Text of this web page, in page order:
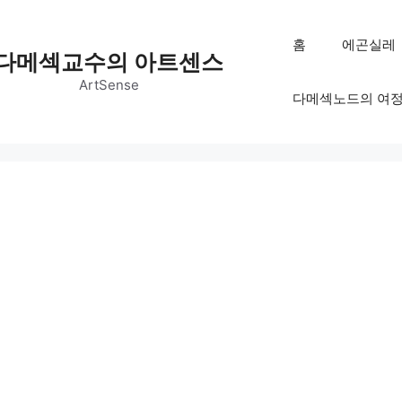
메섹교수의 아트센스
ArtSense
홈 에곤실레
다메섹노드의 여